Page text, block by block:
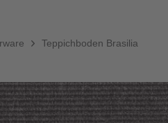
Teppichboden Brasilia